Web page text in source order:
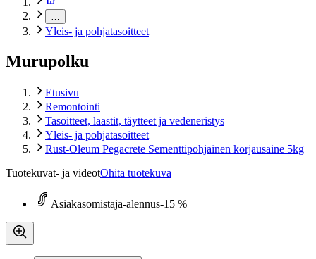
Yleis- ja pohjatasoitteet
Murupolku
Etusivu
Remontointi
Tasoitteet, laastit, täytteet ja vedeneristys
Yleis- ja pohjatasoitteet
Rust-Oleum Pegacrete Sementtipohjainen korjausaine 5kg
Tuotekuvat- ja videotOhita tuotekuva
Asiakasomistaja-alennus-15 %